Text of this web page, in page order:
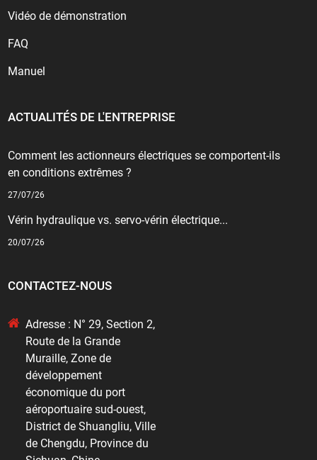
Vidéo de démonstration
FAQ
Manuel
ACTUALITÉS DE L'ENTREPRISE
Comment les actionneurs électriques se comportent-ils
en conditions extrêmes ?
27/07/26
Vérin hydraulique vs. servo-vérin électrique...
20/07/26
CONTACTEZ-NOUS
Adresse : N° 29, Section 2,
Route de la Grande
Muraille, Zone de
développement
économique du port
aéroportuaire sud-ouest,
District de Shuangliu, Ville
de Chengdu, Province du